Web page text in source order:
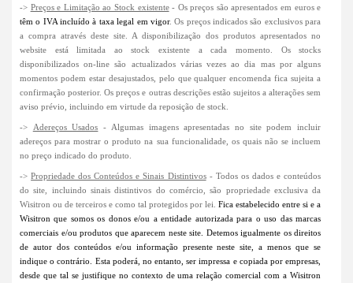
-> Preços e Limitação ao Stock existente- Os preços são apresentados em euros e
têm o IVA incluído à taxa legal em vigor. Os preços indicados são exclusivos para
a compra através deste site. A disponibilização dos produtos apresentados no
website está limitada ao stock existente a cada momento. Os stocks
disponibilizados on-line são actualizados várias vezes ao dia mas por alguns
momentos podem estar desajustados, pelo que qualquer encomenda fica sujeita a
confirmação posterior. Os preços e outras descrições estão sujeitos a alterações sem
aviso prévio, incluindo em virtude da reposição de stock.
-> Adereços Usados - Algumas imagens apresentadas no site podem incluir
adereços para mostrar o produto na sua funcionalidade, os quais não se incluem
no preço indicado do produto.
->Propriedade dos Conteúdos e Sinais Distintivos- Todos os dados e conteúdos
do site, incluindo sinais distintivos do comércio, são propriedade exclusiva da
Wisitron ou de terceiros e como tal protegidos por lei.Fica estabelecido entre si e a
Wisitron que somos os donos e/ou a entidade autorizada para o uso das marcas
comerciais e/ou produtos que aparecem neste site. Detemos igualmente os direitos
de autor dos conteúdos e/ou informação presente neste site, a menos que se
indique o contrário.
Esta poderá, no entanto, ser impressa e copiada por empresas,
desde que tal se justifique no contexto de uma relação comercial com a Wisitron